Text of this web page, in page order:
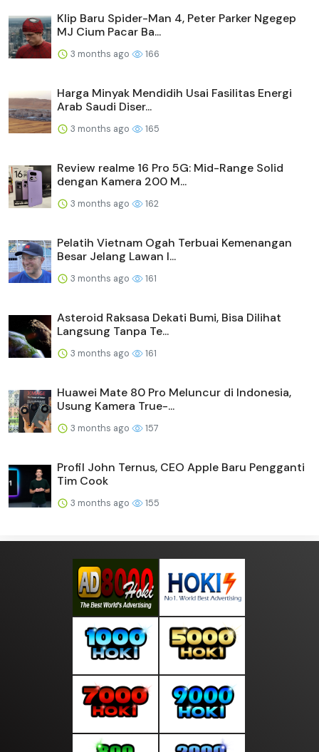
Klip Baru Spider-Man 4, Peter Parker Ngegep
MJ Cium Pacar Ba...
3 months ago 166
Harga Minyak Mendidih Usai Fasilitas Energi
Arab Saudi Diser...
3 months ago 165
Review realme 16 Pro 5G: Mid-Range Solid
dengan Kamera 200 M...
3 months ago 162
Pelatih Vietnam Ogah Terbuai Kemenangan
Besar Jelang Lawan I...
3 months ago 161
Asteroid Raksasa Dekati Bumi, Bisa Dilihat
Langsung Tanpa Te...
3 months ago 161
Huawei Mate 80 Pro Meluncur di Indonesia,
Usung Kamera True-...
3 months ago 157
Profil John Ternus, CEO Apple Baru Pengganti
Tim Cook
3 months ago 155